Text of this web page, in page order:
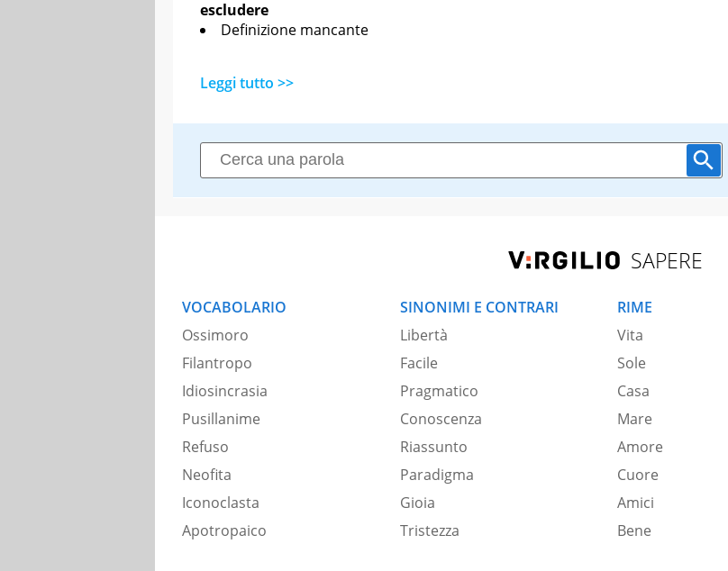
escludere
Definizione mancante
Leggi tutto >>
SAPERE
VOCABOLARIO
Ossimoro
Filantropo
Idiosincrasia
Pusillanime
Refuso
Neofita
Iconoclasta
Apotropaico
SINONIMI E CONTRARI
Libertà
Facile
Pragmatico
Conoscenza
Riassunto
Paradigma
Gioia
Tristezza
RIME
Vita
Sole
Casa
Mare
Amore
Cuore
Amici
Bene